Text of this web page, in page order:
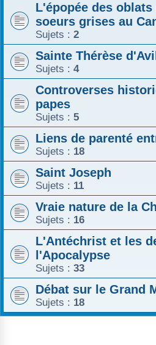
L'épopée des
soeurs grises au
Sujets : 2
Sainte Thérèse
Sujets : 4
Controverses
papes
Sujets : 5
Liens de parenté
Sujets : 18
Saint Joseph
Sujets : 11
Vraie nature de la
Sujets : 16
L'Antéchrist et les
l'Apocalypse
Sujets : 33
Débat sur le Grand
Sujets : 18